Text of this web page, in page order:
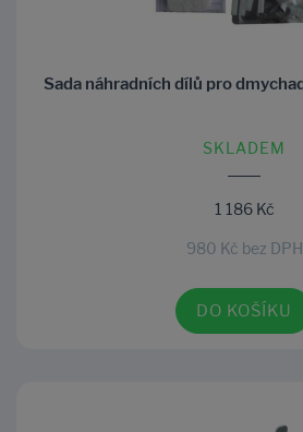
Sada náhradních dílů pro
SKLADEM
1 186 Kč
980 Kč bez DPH
DO KOŠÍKU